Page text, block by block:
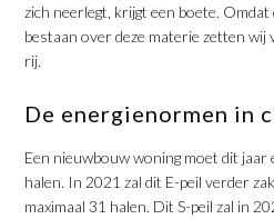
zich neerlegt, krijgt een boete.
bestaan over deze materie zetten wij
rij.
De energienormen in
Een nieuwbouw woning moet dit jaar
halen. In 2021 zal dit E-peil verder
maximaal 31 halen. Dit S-peil zal in